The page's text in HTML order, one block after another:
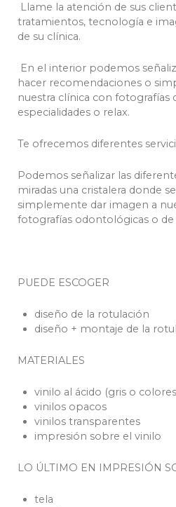
Llame la atención de sus
tratamientos, tecnología e
de su clínica.
En el interior podemos
hacer recomendaciones o
nuestra clínica con fotografías
especialidades o relax.
Te ofrecemos diferentes
Podemos señalizar las
miradas una cristalera donde
simplemente dar imagen a
fotografías odontológicas o
PUEDE ESCOGER
diseño de la rotulación
diseño + montaje de la
MATERIALES
vinilo al ácido (gris o
vinilos opacos
vinilos transparentes
impresión sobre el vinilo
LO ÚLTIMO EN IMPRESIÓN
tela